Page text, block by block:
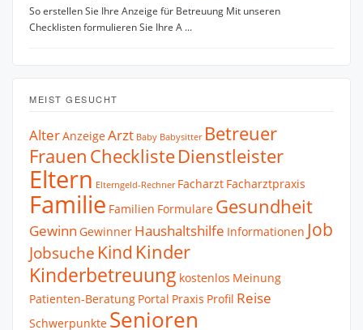
So erstellen Sie Ihre Anzeige für Betreuung Mit unseren
Checklisten formulieren Sie Ihre A ...
MEIST GESUCHT
AlterAnzeigeArzt Baby Babysitter Betreuer
FrauenChecklisteDienstleister
Eltern Elterngeld-Rechner Facharzt Facharztpraxis
Familie Familien Formulare Gesundheit
Gewinn Gewinner Haushaltshilfe Informationen Job
Jobsuche Kind Kinder
Kinderbetreuung kostenlos Meinung
Patienten-Beratung Portal Praxis Profil Reise
Schwerpunkte Senioren